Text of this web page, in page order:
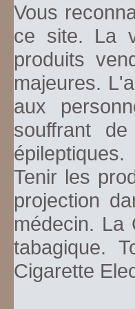
Vous
ce site. La
produits
majeures.
aux
souffrant
épileptiques.
Tenir les
projection
médecin. La
tabagique.
Cigarette